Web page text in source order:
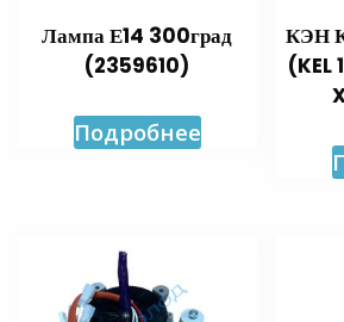
Лампа Е14 300град
(2359610)
Подробнее
КЭН
(KEL